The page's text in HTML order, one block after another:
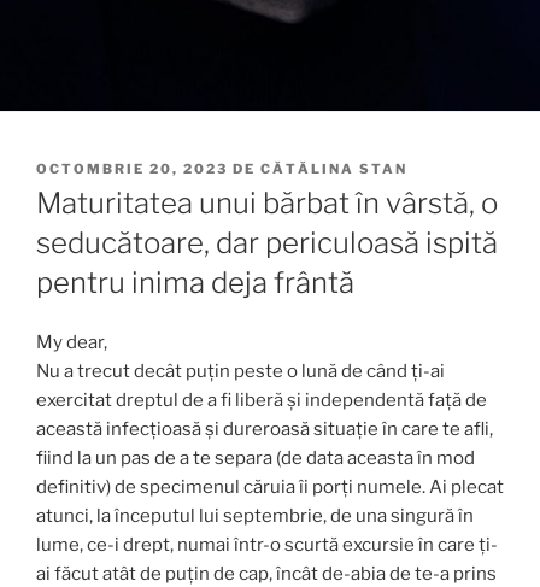
PUBLICAT
PE
OCTOMBRIE 20, 2023 DE CĂTĂLINA STAN
Maturitatea unui bărbat în vârstă, o
seducătoare, dar periculoasă ispită
pentru inima deja frântă
My dear,
Nu a trecut decât puțin peste o lună de când ți-ai
exercitat dreptul de a fi liberă și independentă față de
această infecțioasă și dureroasă situație în care te afli,
fiind la un pas de a te separa (de data aceasta în mod
definitiv) de specimenul căruia îi porți numele. Ai plecat
atunci, la începutul lui septembrie, de una singură în
lume, ce-i drept, numai într-o scurtă excursie în care ți-
ai făcut atât de puțin de cap, încât de-abia de te-a prins